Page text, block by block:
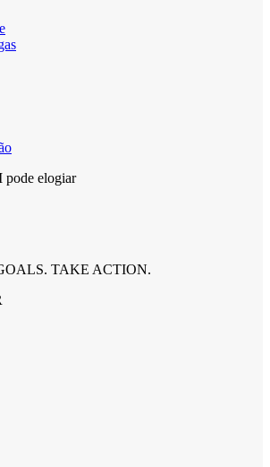
elogiar
TAKE ACTION.